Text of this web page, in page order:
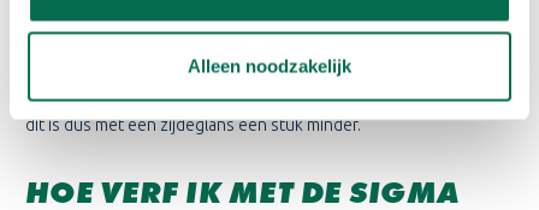
Alleen noodzakelijk
makkelijk afwasbaar, maar verbergt wel meer oneffenheden.
Hoogglans verf is erg glad waardoor je snel oneffenheden ziet,
dit is dus met een zijdeglans een stuk minder.
HOE VERF IK MET DE SIGMA